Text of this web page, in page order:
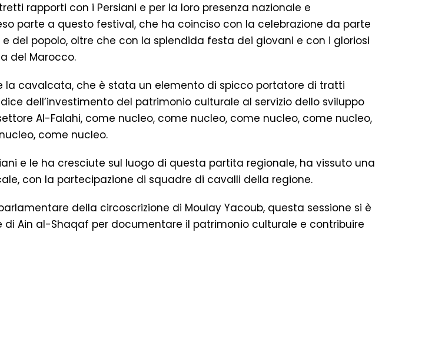
rapporti con i Persiani e per la loro presenza nazionale e
parte a questo festival, che ha coinciso con la celebrazione da parte
del popolo, oltre che con la splendida festa dei giovani e con i gloriosi
del Marocco.
la cavalcata, che è stata un elemento di spicco portatore di tratti
dell’investimento del patrimonio culturale al servizio dello sviluppo
Al-Falahi, come nucleo, come nucleo, come nucleo, come nucleo,
come nucleo.
e le ha cresciute sul luogo di questa partita regionale, ha vissuto una
con la partecipazione di squadre di cavalli della regione.
della circoscrizione di Moulay Yacoub, questa sessione si è
Ain al-Shaqaf per documentare il patrimonio culturale e contribuire